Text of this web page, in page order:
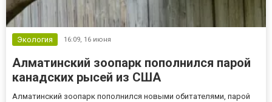
Экология 16:09, 16 июня
Алматинский зоопарк пополнился парой
канадских рысей из США
Алматинский зоопарк пополнился новыми обитателями, парой